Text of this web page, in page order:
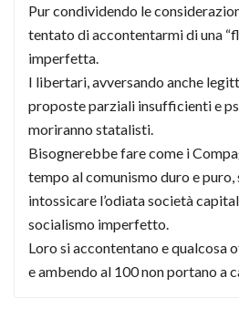
Pur condividendo le
tentato di accontentarmi di una
imperfetta.
I libertari, avversando anche
proposte parziali insufficienti e
moriranno statalisti.
Bisognerebbe fare come i
tempo al comunismo duro e
intossicare l’odiata società
socialismo imperfetto.
Loro si accontentano e qualcosa
e ambendo al 100 non portano a